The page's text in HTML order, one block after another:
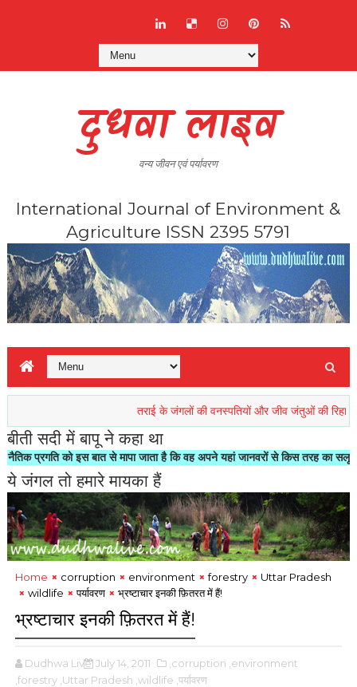
दुधवा लाइव
वन्य जीवन एवं पर्यावरण
International Journal of Environment &
Agriculture ISSN 2395 5791
तराई के जंगलों की वनस्पतियों और जीव जंतुओं की रिहाइश खतरें में
बीती सदी में बापू ने कहा था
इस बात से मापा जाता है कि वह अपने यहां जानवरों से किस तरह का सलूक करता है"-
ये जंगल तो हमारे मायका हैं
Home corruption environment forestry
Uttar Pradesh
wildlife
पर्यावरण भ्रष्टाचार इनकी फ़ितरत में हैं!
भ्रष्टाचार इनकी फ़ितरत में हैं!
Dudhwa Live July 14, 2011 ,corruption ,environment
,forestry ,Uttar Pradesh ,wildlife ,पर्यावरण